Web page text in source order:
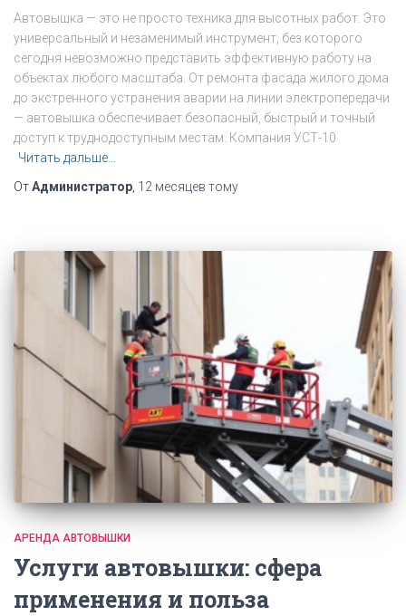
Автовышка — это не просто техника для высотных работ. Это
универсальный и незаменимый инструмент, без которого
сегодня невозможно представить эффективную работу на
объектах любого масштаба. От ремонта фасада жилого дома
до экстренного устранения аварии на линии электропередачи
— автовышка обеспечивает безопасный, быстрый и точный
доступ к труднодоступным местам. Компания УСТ-10
Читать дальше…
ОтАдминистратор 12 месяцев тому
АРЕНДА АВТОВЫШКИ
Услуги автовышки: сфера
применения и польза